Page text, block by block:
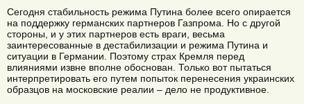
Сегодня стабильность режима Путина более всего опирается
на поддержку германских партнеров Газпрома. Но с другой
стороны, и у этих партнеров есть враги, весьма
заинтересованные в дестабилизации и режима Путина и
ситуации в Германии. Поэтому страх Кремля перед
влияниями извне вполне обоснован. Только вот пытаться
интерпретировать его путем попыток перенесения украинских
образцов на московские реалии – дело не продуктивное.